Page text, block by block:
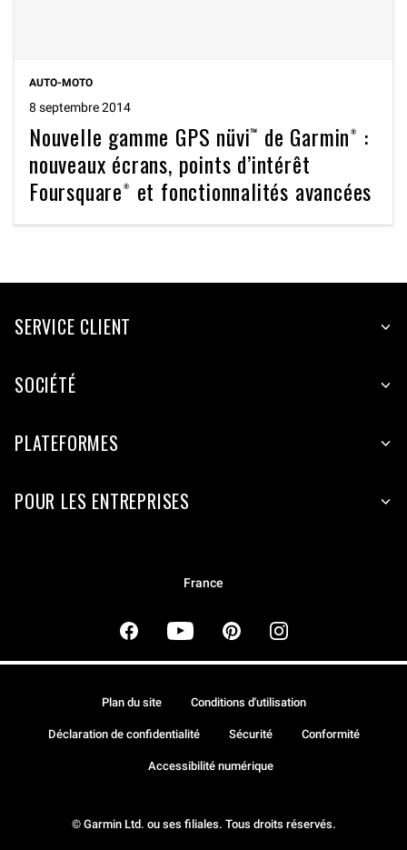
AUTO-MOTO
8 septembre 2014
Nouvelle gamme GPS nüvi™ de Garmin® :
nouveaux écrans, points d’intérêt
Foursquare® et fonctionnalités avancées
SERVICE CLIENT
SOCIÉTÉ
PLATEFORMES
POUR LES ENTREPRISES
France
© Garmin Ltd. ou ses filiales. Tous droits réservés.
Plan du site Conditions d'utilisation
Déclaration de confidentialité Sécurité Conformité
Accessibilité numérique